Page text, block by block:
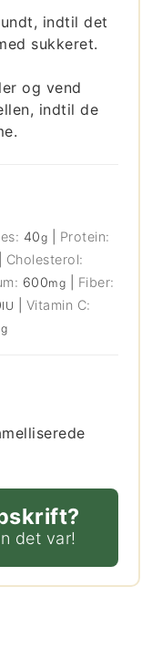
indtil det
sukkeret.
og vend
indtil de
40g
Protein:
Cholesterol:
600mg
Fiber:
IU
Vitamin C:
det var!